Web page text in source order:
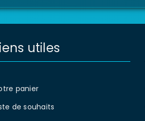
utiles
panier
de souhaits